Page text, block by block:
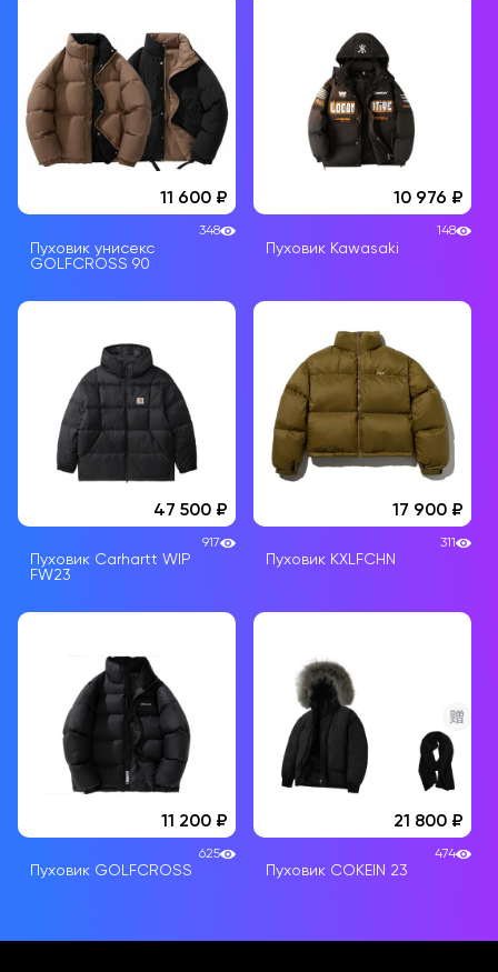
11 600
Пуховик унисекс
GOLFCROSS 90
348
10 976
Пуховик Kawasaki
148
47 500
Пуховик Carhartt WIP
FW23
917
17 900
Пуховик KXLFCHN
311
11 200
Пуховик GOLFCROSS
625
21 800
Пуховик COKEIN 23
474